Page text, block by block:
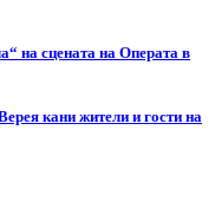
на сцената на Операта в
кани жители и гости на